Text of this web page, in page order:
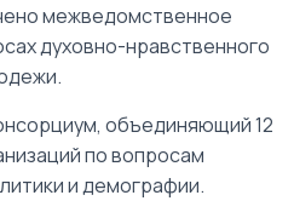
межведомственное
духовно-нравственного
объединяющий 12
по вопросам
и демографии.